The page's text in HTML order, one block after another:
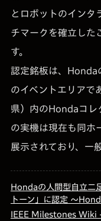
とロボットのインタ
チマークを確立した
す。
認定銘板は、Honda
のイベントエリアで
県）内のHondaコレ
の実機は現在も同ホ
展示されており、一
Hondaの人間型自立二
トーン」に認定 ～
IEEE Milestones